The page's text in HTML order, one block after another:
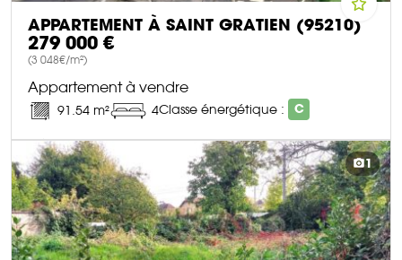
APPARTEMENT À SAINT GRATIEN (95210)
279 000 €
(3 048€/m²)
Appartement à vendre
91.54 m² 4Classe énergétique : C
DÉCOUVRIR CE BIEN
1